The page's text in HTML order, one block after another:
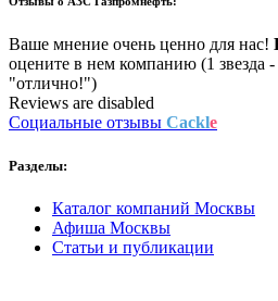
Ваше мнение очень ценно для нас!
оцените в нем компанию (1 звезда
"отлично!")
Reviews are disabled
Социальные отзывы Cackle
Разделы:
Каталог компаний Москвы
Афиша Москвы
Статьи и публикации